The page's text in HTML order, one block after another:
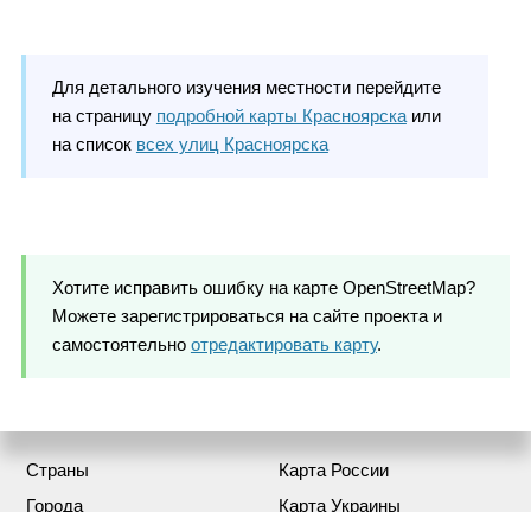
Для детального изучения местности перейдите
на страницу подробной карты Красноярскаили
на список всех улиц Красноярска
Хотите исправить ошибку на карте OpenStreetMap?
Можете зарегистрироваться на сайте проекта и
самостоятельно отредактировать карту.
Страны
Города
Карта России
Карта Украины